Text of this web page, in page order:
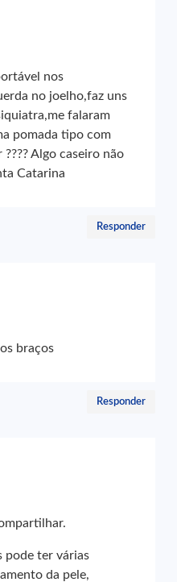
nos
no joelho,faz uns
falaram
pomada tipo com
Algo caseiro não
Catarina
Responder
braços
Responder
pode ter várias
da pele,